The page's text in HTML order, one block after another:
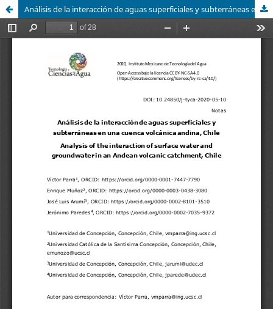
Análisis de la interacción de aguas superficiales y subterráneas en una cuenca volcánica andina, Chile / Analysis of the interaction of surface water and groundwater in an Andean volcanic catchment, Chile